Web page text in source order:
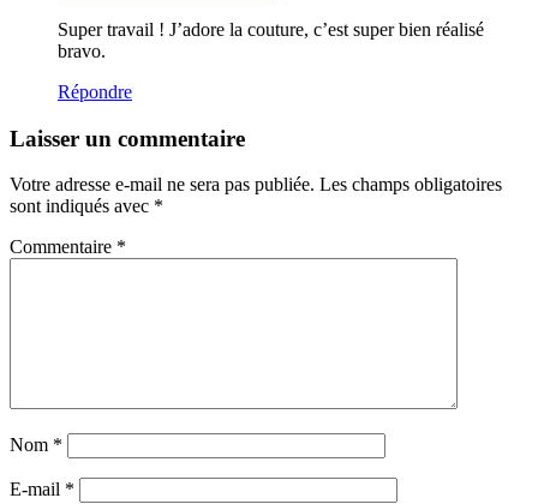
Super travail ! J’adore la couture, c’est super bien réalisé
bravo.
Répondre
Laisser un commentaire
Votre adresse e-mail ne sera pas publiée. Les champs obligatoires
sont indiqués avec *
Commentaire *
Nom *
E-mail *